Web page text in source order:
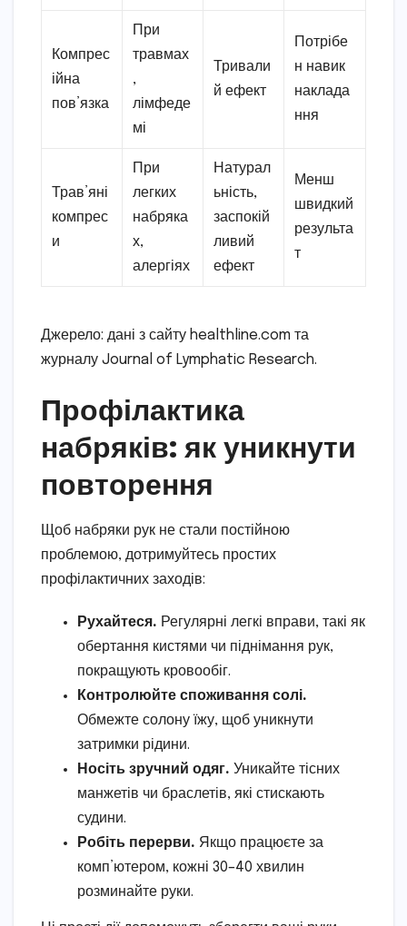
Компрес
ійна
пов’язка
При
травмах
,
лімфеде
мі
Тривали
й ефект
Потрібе
н навик
наклада
ння
Трав’яні
компрес
и
При
легких
набряка
х,
алергіях
Натурал
ьність,
заспокій
ливий
ефект
Менш
швидкий
результа
т
Джерело: дані з сайту healthline.com та
журналу Journal of Lymphatic Research.
Профілактика
набряків: як уникнути
повторення
Щоб набряки рук не стали постійною
проблемою, дотримуйтесь простих
профілактичних заходів:
Рухайтеся. Регулярні легкі вправи, такі як
обертання кистями чи піднімання рук,
покращують кровообіг.
Контролюйте споживання солі.
Обмежте солону їжу, щоб уникнути
затримки рідини.
Носіть зручний одяг. Уникайте тісних
манжетів чи браслетів, які стискають
судини.
Робіть перерви. Якщо працюєте за
комп’ютером, кожні 30–40 хвилин
розминайте руки.